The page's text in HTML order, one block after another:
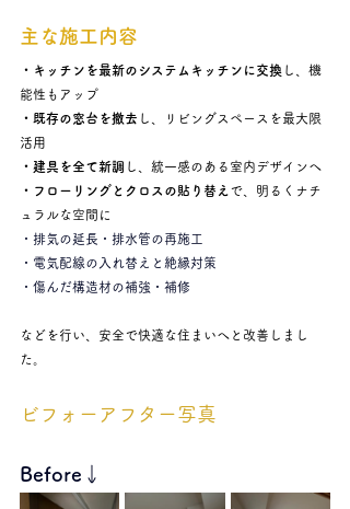
主な施工内容
・キッチンを最新のシステムキッチンに交換 し、機
能性もアップ
・既存の窓台を撤去 し、リビングスペースを最大限
活用
・建具を全て新調 し、統一感のある室内デザインへ
・フローリングとクロスの貼り替え で、明るくナチ
ュラルな空間に
・排気の延長・排水管の再施工
・電気配線の入れ替えと絶縁対策
・傷んだ構造材の補強・補修
などを行い、安全で快適な住まいへと改善しまし
た。
ビフォーアフター写真
Before↓